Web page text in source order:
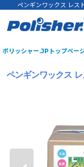
ペンギンワックス レス
ポリッシャー.JPトップペー
ペンギンワックス